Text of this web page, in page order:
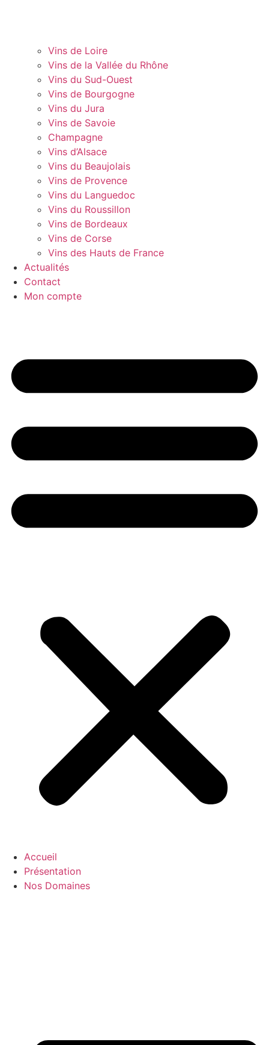
Vins de Loire
Vins de la Vallée du Rhône
Vins du Sud-Ouest
Vins de Bourgogne
Vins du Jura
Vins de Savoie
Champagne
Vins d’Alsace
Vins du Beaujolais
Vins de Provence
Vins du Languedoc
Vins du Roussillon
Vins de Bordeaux
Vins de Corse
Vins des Hauts de France
Actualités
Contact
Mon compte
Accueil
Présentation
Nos Domaines